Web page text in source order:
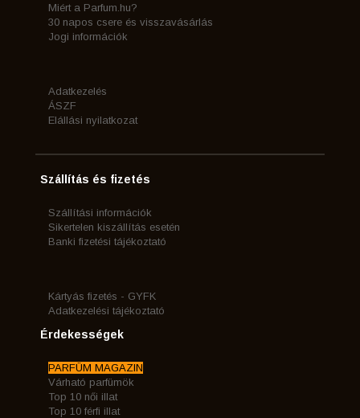
Miért a Parfum.hu?
30 napos csere és visszavásárlás
Jogi információk
Adatkezelés
ÁSZF
Elállási nyilatkozat
Szállítás és fizetés
Szállítási információk
Sikertelen kiszállítás esetén
Banki fizetési tájékoztató
Kártyás fizetés - GYFK
Adatkezelési tájékoztató
Érdekességek
PARFÜM MAGAZIN
Várható parfümök
Top 10 női illat
Top 10 férfi illat